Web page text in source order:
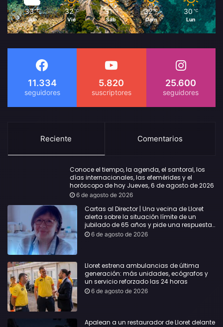
33 ℃
Jue
32 ℃
Vie
31 ℃
Sáb
32 ℃
Dom
30 ℃
Lun
11.334 5.820 25.600
Reciente Comentarios
Conoce el tiempo, la agenda, el santoral, los
días internacionales, las efemérides y el
horóscopo de hoy Jueves, 6 de agosto de 2026
6 de agosto de 2026
Cartas al Director | Una vecina de Lloret
alerta sobre la situación límite de un
jubilado de 65 años y pide una respuesta
urgente
6 de agosto de 2026
Lloret estrena ambulancias de última
generación: más unidades, ecógrafos y
un servicio reforzado las 24 horas
6 de agosto de 2026
Apalean a un restaurador de Lloret delante